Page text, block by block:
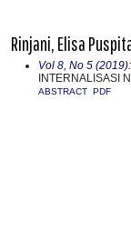
Rinjani, Elisa
Vol 8, No 5
INTERNALISASI
ABSTRACT PDF